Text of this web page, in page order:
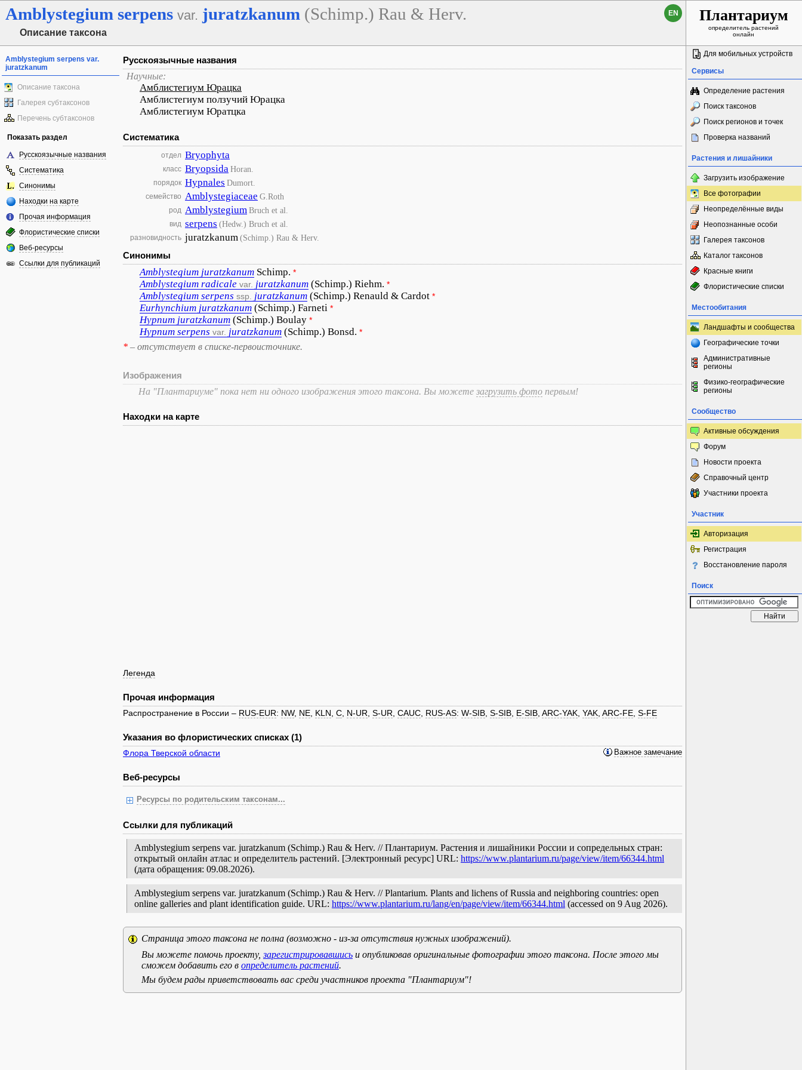
Amblystegium serpens var. juratzkanum (Schimp.) Rau & Herv.
Описание таксона
EN Плантариум
определитель растений
онлайн
Amblystegium serpens var.
juratzkanum
Описание таксона
Галерея субтаксонов
Перечень субтаксонов
Показать раздел
Русскоязычные названия
Систематика
Синонимы
Находки на карте
Прочая информация
Флористические списки
Веб-ресурсы
Ссылки для публикаций
Русскоязычные названия
Научные:
Амблистегиум Юрацка
Амблистегиум ползучий Юрацка
Амблистегиум Юратцка
Систематика
отдел Bryophyta
класс BryopsidaHoran.
порядок Hypnales Dumort.
семейство Amblystegiaceae G.Roth
род AmblystegiumBruch et al.
вид serpens (Hedw.) Bruch et al.
разновидность juratzkanum(Schimp.) Rau & Herv.
Синонимы
Amblystegium juratzkanum Schimp. *
Amblystegium radicale var. juratzkanum (Schimp.) Riehm. *
Amblystegium serpens ssp. juratzkanum (Schimp.) Renauld & Cardot *
Eurhynchium juratzkanum (Schimp.) Farneti *
Hypnum juratzkanum (Schimp.) Boulay *
Hypnum serpens var. juratzkanum (Schimp.) Bonsd. *
* – отсутствует в списке-первоисточнике.
Изображения
На "Плантариуме" пока нет ни одного изображения этого таксона. Вы можете загрузить фото первым!
Находки на карте
Легенда
Прочая информация
Распространение в России – RUS-EUR: NW, NE KLN C N-UR S-UR CAUC RUS-AS: W-SIB S-SIB E-SIB ARC-YAK YAK ARC-FE S-FE
Указания во флористических списках (1)
Важное замечание
Флора Тверской области
Веб-ресурсы
Ресурсы по родительским таксонам...
Ссылки для публикаций
Amblystegium serpens var. juratzkanum (Schimp.) Rau & Herv. // Плантариум. Растения и лишайники России и сопредельных стран:
открытый онлайн атлас и определитель растений. [Электронный ресурс] URL: https://www.plantarium.ru/page/view/item/66344.html
(дата обращения: 09.08.2026).
Amblystegium serpens var. juratzkanum (Schimp.) Rau & Herv. // Plantarium. Plants and lichens of Russia and neighboring countries: open
online galleries and plant identification guide. URL: https://www.plantarium.ru/lang/en/page/view/item/66344.html (accessed on 9 Aug 2026).
Страница этого таксона не полна (возможно - из-за отсутствия нужных изображений).
Вы можете помочь проекту, зарегистрировавшись и опубликовав оригинальные фотографии этого таксона. После этого мы
сможем добавить его в определитель растений.
Мы будем рады приветствовать вас среди участников проекта "Плантариум"!
Для мобильных устройств
Сервисы
Определение растения
Поиск таксонов
Поиск регионов и точек
Проверка названий
Растения и лишайники
Загрузить изображение
Все фотографии
Неопределённые виды
Неопознанные особи
Галерея таксонов
Каталог таксонов
Красные книги
Флористические списки
Местообитания
Ландшафты и сообщества
Географические точки
Административные
регионы
Физико-географические
регионы
Сообщество
Активные обсуждения
Форум
Новости проекта
Справочный центр
Участники проекта
Участник
Авторизация
Регистрация
Восстановление пароля
Поиск